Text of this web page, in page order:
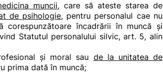
muncii, care să ateste starea de
de psihologie, pentru personalul cae nu
încadrării în muncă și
Statutul personalului silvic, art. 5, alin
și moral sau de la unitatea de
prima dată în muncă;